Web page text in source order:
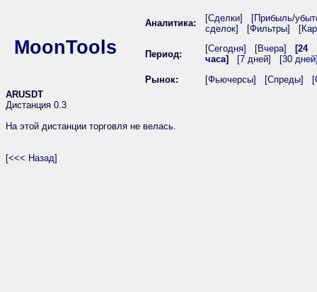
MoonTools
Аналитика: [Сделки]
[Прибыль/
сделок]
[Фильтры]
Период:
[Сегодня] [Вчера]
[24
часа]
[7 дней]
[30
Рынок:
[Фьючерсы] [Спреды]
ARUSDT
Дистанция 0.3
На этой дистанции торговля не велась.
[<<< Назад]